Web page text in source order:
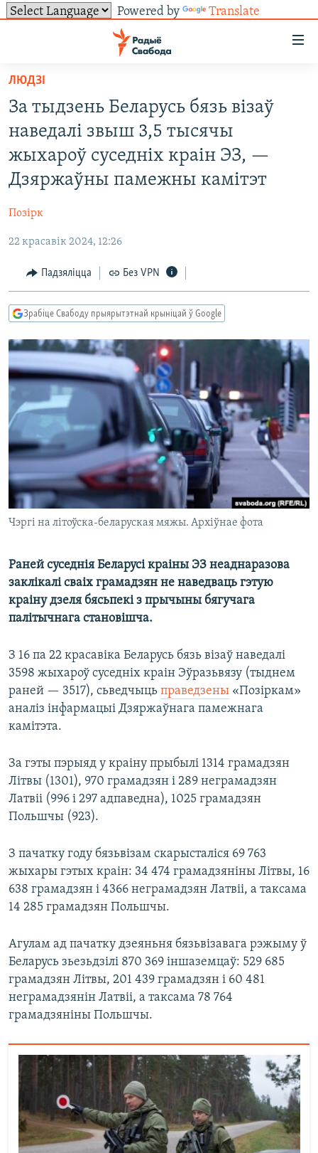
Powered by Translate
ўнівэрсальнага
доступу
Перайсьці
да
галоўнага
зьместу
Перайсьці
да
галоўнай
навігацыі
Перайсьці
пошуку
ЭКАНОМІКА
ВАЙНА
БЕЛАРУСЫ НА ВАЙНЕ
КУЛЬТУРА
КАЛЯНДАР
ТОЛЬКІ НА СВАБОДЗЕ
ПАДКАСТЫ
КНІГІ
АЎДЫЁКНІГІ
МОВА
НА ХВАЛЯХ СВАБОДЫ
АБЫСЬЦІ БЛЯКАВАНЬНЕ
ПАДПІСАЦЦА
ПАДКАСТЫ
FACEBOOK
TWITTER
САЧЫЦЕ ЗА АБНАЎЛЕНЬНЯМІ
Усе сайты РС/РСЭ
ЛЮДЗІ
За тыдзень Беларусь бязь візаў
наведалі звыш 3,5 тысячы
жыхароў суседніх краін ЭЗ, —
Дзяржаўны памежны камітэт
Позірк
22 красавік 2024, 12:26
Падзяліцца Без VPN
Зрабіце Свабоду прыярытэтнай крыніцай ў Google
Чэргі на літоўска-беларуская мяжы. Архіўнае фота
Раней суседнія Беларусі краіны ЭЗ неаднаразова
заклікалі сваіх грамадзян не наведваць гэтую
краіну дзеля бясьпекі з прычыны бягучага
палітычнага становішча.
З 16 па 22 красавіка Беларусь бязь візаў наведалі
3598 жыхароў суседніх краін Эўразьвязу (тыднем
раней — 3517), сьведчыць праведзены «Позіркам»
аналіз інфармацыі Дзяржаўнага памежнага
камітэта.
За гэты пэрыяд у краіну прыбылі 1314 грамадзян
Літвы (1301), 970 грамадзян і 289 неграмадзян
Латвіі (996 і 297 адпаведна), 1025 грамадзян
Польшчы (923).
З пачатку году бязьвізам скарысталіся 69 763
жыхары гэтых краін: 34 474 грамадзяніны Літвы, 16
638 грамадзян і 4366 неграмадзян Латвіі, а таксама
14 285 грамадзян Польшчы.
Агулам ад пачатку дзеяньня бязьвізавага рэжыму ў
Беларусь зьезьдзілі 870 369 іншаземцаў: 529 685
грамадзян Літвы, 201 439 грамадзян і 60 481
неграмадзянін Латвіі, а таксама 78 764
грамадзяніны Польшчы.